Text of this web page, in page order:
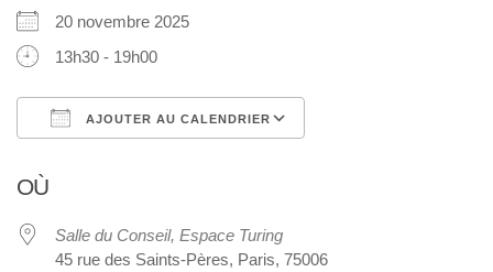
20 novembre 2025
13h30 - 19h00
AJOUTER AU CALENDRIER
OÙ
Salle du Conseil, Espace Turing
45 rue des Saints-Pères, Paris, 75006